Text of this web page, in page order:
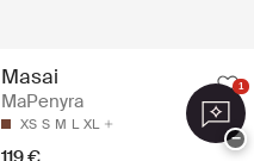
Masai
MaPenyra
XS S M L XL
1
−